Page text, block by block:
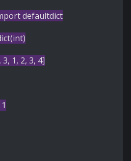
defaultdict
1, 2, 3, 4]